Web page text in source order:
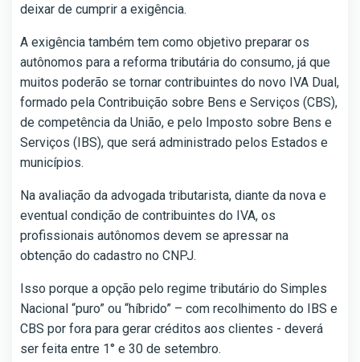
deixar de cumprir a exigência.
A exigência também tem como objetivo preparar os
autônomos para a reforma tributária do consumo, já que
muitos poderão se tornar contribuintes do novo IVA Dual,
formado pela Contribuição sobre Bens e Serviços (CBS),
de competência da União, e pelo Imposto sobre Bens e
Serviços (IBS), que será administrado pelos Estados e
municípios.
Na avaliação da advogada tributarista, diante da nova e
eventual condição de contribuintes do IVA, os
profissionais autônomos devem se apressar na
obtenção do cadastro no CNPJ.
Isso porque a opção pelo regime tributário do Simples
Nacional “puro” ou “híbrido” – com recolhimento do IBS e
CBS por fora para gerar créditos aos clientes - deverá
ser feita entre 1° e 30 de setembro.